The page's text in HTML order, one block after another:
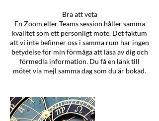
Bra att veta
En Zoom eller Teams session håller samma
kvalitet som ett personligt möte. Det faktum
att vi inte befinner oss i samma rum har ingen
betydelse för min förmåga att läsa av dig och
förmedla information. Du få en länk till
mötet via mejl samma dag som du är bokad.